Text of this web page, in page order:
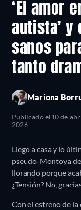
‘El amor
autista’
sanos
tanto
Mariona
Publicado el10 de
2026
Llego a casa y lo
pseudo-Montoya
llorando porque
¿Tensión? No,
Con el estreno de